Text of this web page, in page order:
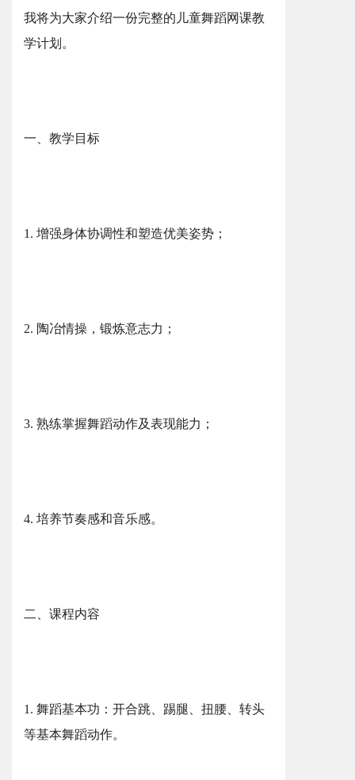
我将为大家介绍一份完整的儿童舞蹈网课教
学计划。
一、教学目标
1. 增强身体协调性和塑造优美姿势；
2. 陶冶情操，锻炼意志力；
3. 熟练掌握舞蹈动作及表现能力；
4. 培养节奏感和音乐感。
二、课程内容
1. 舞蹈基本功：开合跳、踢腿、扭腰、转头
等基本舞蹈动作。